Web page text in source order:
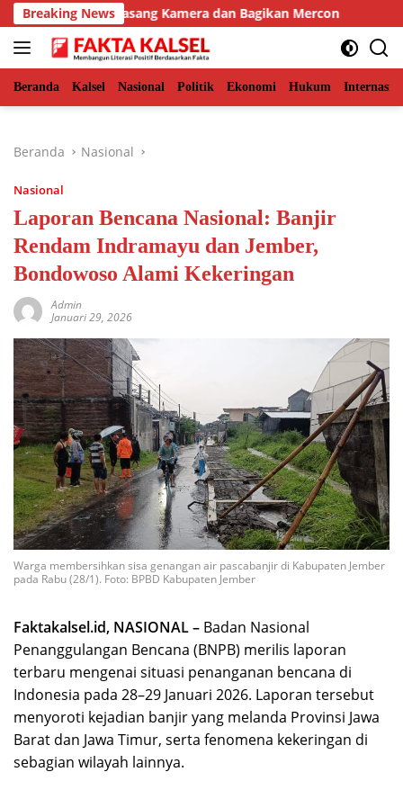
Langsung
ke
konten
Breaking News
Pasang Kamera dan Bagikan Mercon Solid
Beranda Kalsel Nasional Politik Ekonomi Hukum
Beranda Nasional
Nasional
Laporan Bencana Nasional: Banjir
Rendam Indramayu dan Jember,
Bondowoso Alami Kekeringan
Admin
Januari 29, 2026
Warga membersihkan sisa genangan air pascabanjir di Kabupaten Jember
pada Rabu (28/1). Foto: BPBD Kabupaten Jember
Faktakalsel.id, NASIONAL – Badan Nasional
Penanggulangan Bencana (BNPB) merilis laporan
terbaru mengenai situasi penanganan bencana di
Indonesia pada 28–29 Januari 2026. Laporan tersebut
menyoroti kejadian banjir yang melanda Provinsi Jawa
Barat dan Jawa Timur, serta fenomena kekeringan di
sebagian wilayah lainnya.